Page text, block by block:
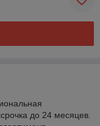
до 24 месяцев.